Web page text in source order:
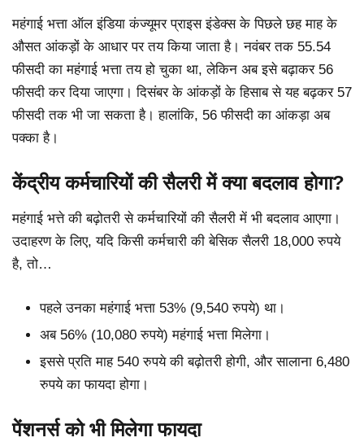
महंगाई भत्ता ऑल इंडिया कंज्यूमर प्राइस इंडेक्स के पिछले छह माह के
औसत आंकड़ों के आधार पर तय किया जाता है। नवंबर तक 55.54
फीसदी का महंगाई भत्ता तय हो चुका था, लेकिन अब इसे बढ़ाकर 56
फीसदी कर दिया जाएगा। दिसंबर के आंकड़ों के हिसाब से यह बढ़कर 57
फीसदी तक भी जा सकता है। हालांकि, 56 फीसदी का आंकड़ा अब
पक्का है।
केंद्रीय कर्मचारियों की सैलरी में क्या बदलाव होगा?
महंगाई भत्ते की बढ़ोतरी से कर्मचारियों की सैलरी में भी बदलाव आएगा।
उदाहरण के लिए, यदि किसी कर्मचारी की बेसिक सैलरी 18,000 रुपये
है, तो…
पहले उनका महंगाई भत्ता 53% (9,540 रुपये) था।
अब 56% (10,080 रुपये) महंगाई भत्ता मिलेगा।
इससे प्रति माह 540 रुपये की बढ़ोतरी होगी, और सालाना 6,480
रुपये का फायदा होगा।
पेंशनर्स को भी मिलेगा फायदा